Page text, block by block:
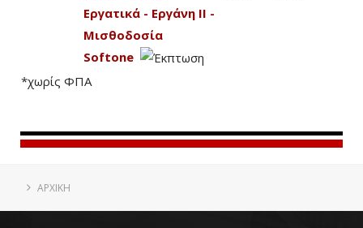
Εργατικά - Εργάνη ΙΙ -
Μισθοδοσία
Softone
*χωρίς ΦΠΑ
ΑΡΧΙΚΗ